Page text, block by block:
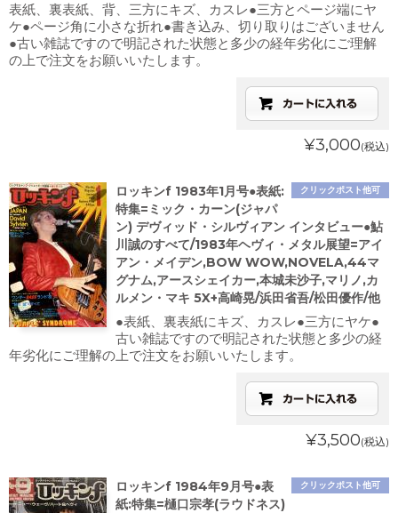
表紙、裏表紙、背、三方にキズ、カスレ●三方とページ端にヤ
ケ●ページ角に小さな折れ●書き込み、切り取りはございません
●古い雑誌ですので明記された状態と多少の経年劣化にご理解
の上で注文をお願いいたします。
¥3,000(税込)
クリックポスト他可
ロッキンf 1983年1月号●表紙:
特集=ミック・カーン(ジャパ
ン) デヴィッド・シルヴィアン インタビュー●鮎
川誠のすべて/1983年ヘヴィ・メタル展望=アイ
アン・メイデン,BOW WOW,NOVELA,44マ
グナム,アースシェイカー,本城未沙子,マリノ,カ
ルメン・マキ 5X+高崎晃/浜田省吾/松田優作/他
●表紙、裏表紙にキズ、カスレ●三方にヤケ●
古い雑誌ですので明記された状態と多少の経
年劣化にご理解の上で注文をお願いいたします。
¥3,500(税込)
クリックポスト他可
ロッキンf 1984年9月号●表
紙:特集=樋口宗孝(ラウドネス)